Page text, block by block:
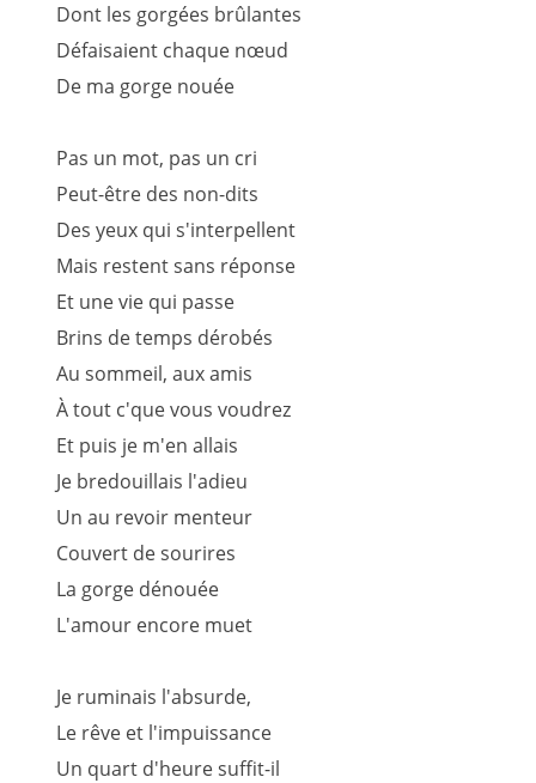
Dont les gorgées brûlantes
Défaisaient chaque nœud
De ma gorge nouée
Pas un mot, pas un cri
Peut-être des non-dits
Des yeux qui s'interpellent
Mais restent sans réponse
Et une vie qui passe
Brins de temps dérobés
Au sommeil, aux amis
À tout c'que vous voudrez
Et puis je m'en allais
Je bredouillais l'adieu
Un au revoir menteur
Couvert de sourires
La gorge dénouée
L'amour encore muet
Je ruminais l'absurde,
Le rêve et l'impuissance
Un quart d'heure suffit-il